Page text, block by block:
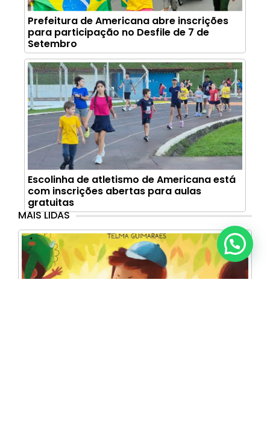
Prefeitura de Americana abre inscrições
para participação no Desfile de 7 de
Setembro
Escolinha de atletismo de Americana está
com inscrições abertas para aulas
gratuitas
MAIS LIDAS
Anunciar ou recomendar matéria